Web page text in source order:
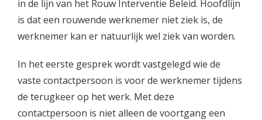
in de lijn van het Rouw Interventie Beleid. Hoofdlijn
is dat een rouwende werknemer niet ziek is, de
werknemer kan er natuurlijk wel ziek van worden.
In het eerste gesprek wordt vastgelegd wie de
vaste contactpersoon is voor de werknemer tijdens
de terugkeer op het werk. Met deze
contactpersoon is niet alleen de voortgang een